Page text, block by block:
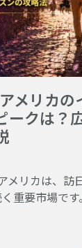
メリカ
ークは？
メリカは、訪
重要市場で